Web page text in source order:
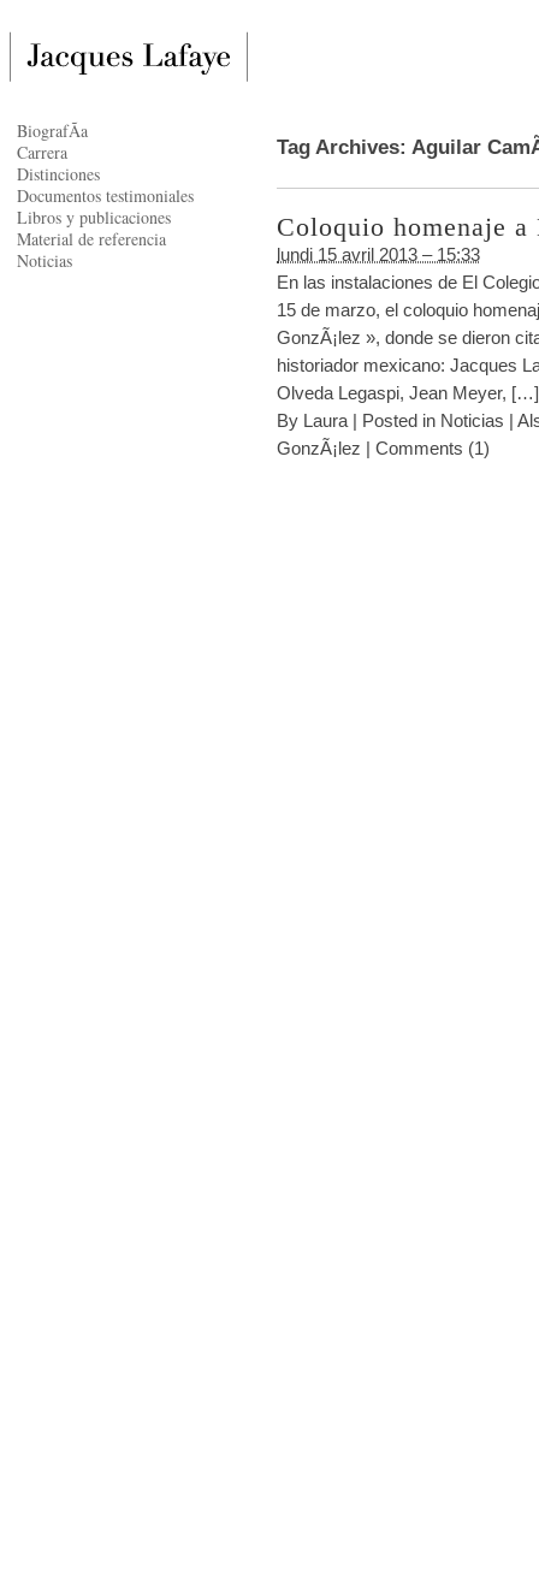
Tag Archives: Aguilar
Coloquio homenaje
lundi 15 avril 2013 – 15:33
En las instalaciones de El
15 de marzo, el coloquio
GonzÃ¡lez », donde se dieron
historiador mexicano: Jacques
Olveda Legaspi, Jean Meyer, […]
By Laura | Posted in Noticias |
GonzÃ¡lez | Comments (1)
BiografÃ­a
Carrera
Distinciones
Documentos testimoniales
Libros y publicaciones
Material de referencia
Noticias